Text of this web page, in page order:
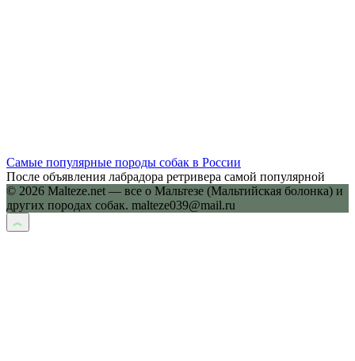
Самые популярные породы собак в России
После объявления лабрадора ретривера самой популярной
© 2026 Malteze.net — все о Мальтезе (Мальтийская болонка) и
других породах собак. malteze039@mail.ru